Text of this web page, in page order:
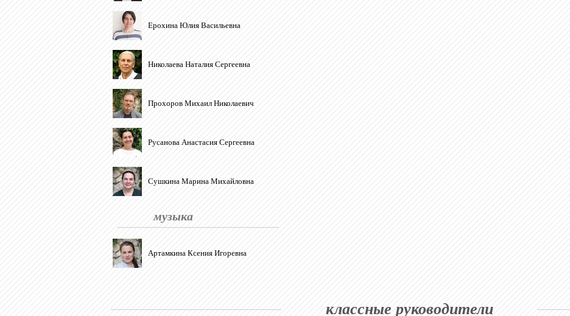
Ерохина Юлия Васильевна
Николаева Наталия Сергеевна
Прохоров Михаил Николаевич
Русанова Анастасия Сергеевна
Сушкина Марина Михайловна
музыка
Артамкина Ксения Игоревна
классные руководители